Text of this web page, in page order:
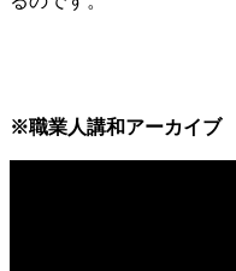
※職業人講和アーカイブ